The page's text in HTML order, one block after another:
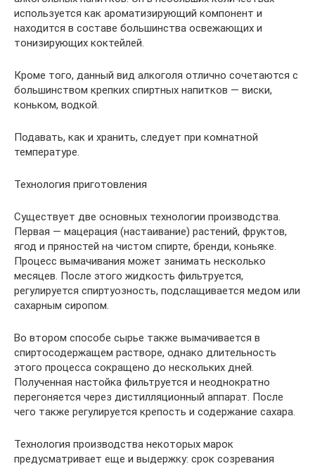
используется как ароматизирующий компонент и
находится в составе большинства освежающих и
тонизирующих коктейлей.
Кроме того, данный вид алкоголя отлично сочетаются с
большинством крепких спиртных напитков ― виски,
коньком, водкой.
Подавать, как и хранить, следует при комнатной
температуре.
Технология приготовления
Существует две основных технологии производства.
Первая ― мацерация (настаивание) растений, фруктов,
ягод и пряностей на чистом спирте, бренди, коньяке.
Процесс вымачивания может занимать несколько
месяцев. После этого жидкость фильтруется,
регулируется спиртуозность, подслащивается медом или
сахарным сиропом.
Во втором способе сырье также вымачивается в
спиртосодержащем растворе, однако длительность
этого процесса сокращено до нескольких дней.
Полученная настойка фильтруется и неоднократно
перегоняется через дистилляционный аппарат. После
чего также регулируется крепость и содержание сахара.
Технология производства некоторых марок
предусматривает еще и выдержку: срок созревания